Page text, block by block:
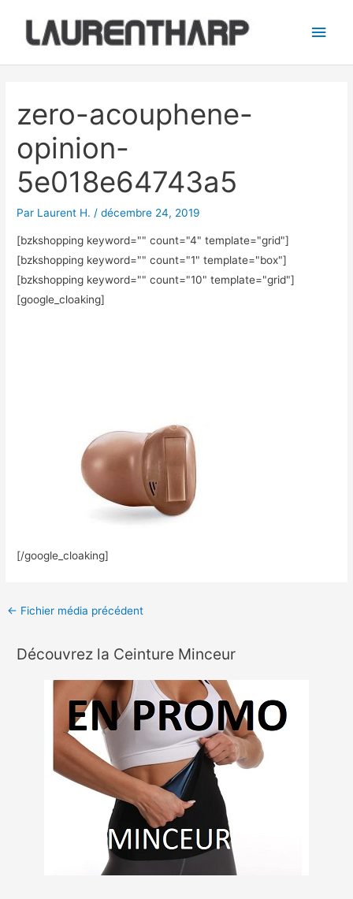
contenu
zero-acouphene-
opinion-
5e018e64743a5
Par Laurent H. /décembre 24, 2019
[bzkshopping keyword="" count="4" template="grid"]
[bzkshopping keyword="" count="1" template="box"]
[bzkshopping keyword="" count="10" template="grid"]
[google_cloaking]
[/google_cloaking]
articles
← Fichier média précédent
Découvrez la Ceinture Minceur